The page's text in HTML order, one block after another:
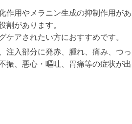
作用やメラニン生成の抑制作用があ
割があります。
ケアされたい方におすすめです。
入部分に発赤、腫れ、痛み、つ
振、悪心・嘔吐、胃痛等の症状が出